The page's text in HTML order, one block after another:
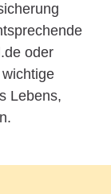
oder
Lebens,